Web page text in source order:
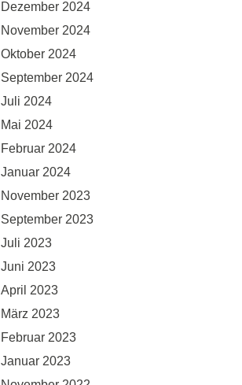
Dezember 2024
November 2024
Oktober 2024
September 2024
Juli 2024
Mai 2024
Februar 2024
Januar 2024
November 2023
September 2023
Juli 2023
Juni 2023
April 2023
März 2023
Februar 2023
Januar 2023